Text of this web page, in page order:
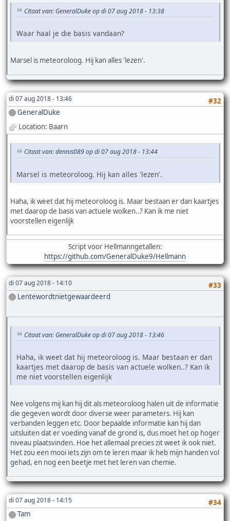
Citaat van: GeneralDuke op di 07 aug 2018 - 13:38
Waar haal je die basis vandaan?
Marsel is meteoroloog. Hij kan alles 'lezen'.
di 07 aug 2018 - 13:46
#32
GeneralDuke
Location: Baarn
Citaat van: dennis089 op di 07 aug 2018 - 13:44
Marsel is meteoroloog. Hij kan alles 'lezen'.
Haha, ik weet dat hij meteoroloog is. Maar bestaan er dan kaartjes
met daarop de basis van actuele wolken..? Kan ik me niet
voorstellen eigenlijk
Script voor Hellmanngetallen:
https://github.com/GeneralDuke9/Hellmann
di 07 aug 2018 - 14:10
#33
Lentewordtnietgewaardeerd
Citaat van: GeneralDuke op di 07 aug 2018 - 13:46
Haha, ik weet dat hij meteoroloog is. Maar bestaan er dan
kaartjes met daarop de basis van actuele wolken..? Kan ik
me niet voorstellen eigenlijk
Nee volgens mij kan hij dit als meteoroloog halen uit de informatie
die gegeven wordt door diverse weer parameters. Hij kan
verbanden leggen etc. Door bepaalde informatie kan hij dan
uitsluiten dat er voeding vanaf de grond is, dus moet het op hoger
niveau plaatsvinden. Hoe het allemaal precies zit weet ik ook niet.
Het zou een mooi iets zijn om te leren maar ik heb mijn handen vol
gehad, en nog een beetje met het leren van chemie.
di 07 aug 2018 - 14:15
#34
Tam